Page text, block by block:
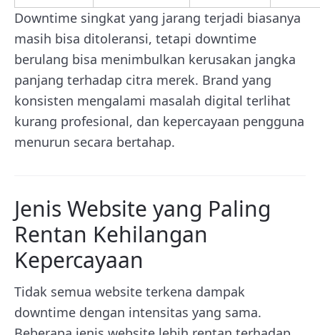
Downtime singkat yang jarang terjadi biasanya
masih bisa ditoleransi, tetapi downtime
berulang bisa menimbulkan kerusakan jangka
panjang terhadap citra merek. Brand yang
konsisten mengalami masalah digital terlihat
kurang profesional, dan kepercayaan pengguna
menurun secara bertahap.
Jenis Website yang Paling
Rentan Kehilangan
Kepercayaan
Tidak semua website terkena dampak
downtime dengan intensitas yang sama.